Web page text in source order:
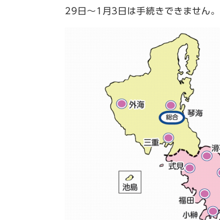
29日～1月3日は手続きできません。